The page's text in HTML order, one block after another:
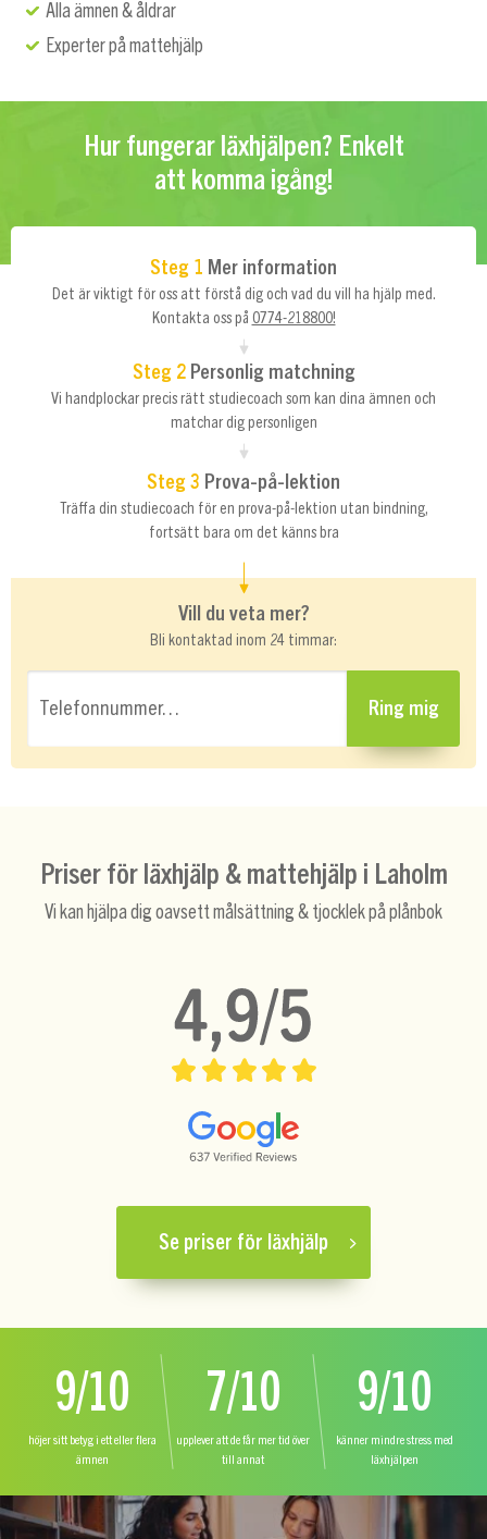
Alla ämnen & åldrar
Experter på mattehjälp
Hur fungerar läxhjälpen? Enkelt
att komma igång!
Steg 1 Mer information
Det är viktigt för oss att förstå dig och vad du vill ha hjälp med.
Kontakta oss på 0774-218800!
Steg 2 Personlig matchning
Vi handplockar precis rätt studiecoach som kan dina ämnen och
matchar dig personligen
Steg 3 Prova-på-lektion
Träffa din studiecoach för en prova-på-lektion utan bindning,
fortsätt bara om det känns bra
Vill du veta mer?
Bli kontaktad inom 24 timmar:
Telefonnummer… Ring mig
Priser för läxhjälp & mattehjälp i Laholm
Vi kan hjälpa dig oavsett målsättning & tjocklek på plånbok
Se priser för läxhjälp
9/10
höjer sitt betyg i ett eller flera
ämnen
7/10
upplever att de får mer tid över
till annat
9/10
känner mindre stress med
läxhjälpen